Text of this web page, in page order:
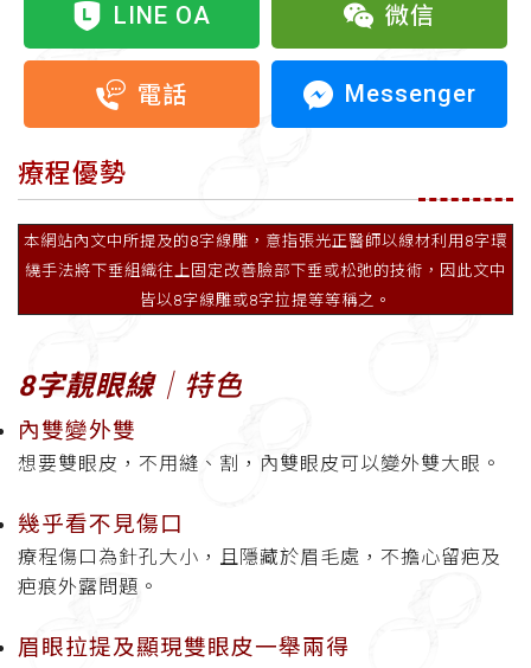
LINE OA 微信
電話 Messenger
療程優勢
本網站內文中所提及的8字線雕，意指張光正醫師以線材利用8字環
繞手法將下垂組織往上固定改善臉部下垂或松弛的技術，因此文中
皆以8字線雕或8字拉提等等稱之。
8字靚眼線│特色
內雙變外雙
想要雙眼皮，不用縫、割，內雙眼皮可以變外雙大眼。
幾乎看不見傷口
療程傷口為針孔大小，且隱藏於眉毛處，不擔心留疤及
疤痕外露問題。
眉眼拉提及顯現雙眼皮一舉兩得